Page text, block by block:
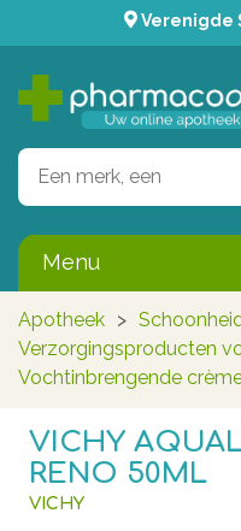
Verenigde
Menu
Apotheek >
Verzorgingsproducten
Vochtinbrengende
VICHY
RENO 50ML
VICHY